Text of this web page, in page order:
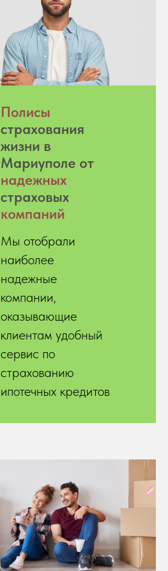
Полисы
страхования
жизни в
Мариуполе от
надежных
страховых
компаний
Мы отобрали
наиболее
надежные
компании,
оказывающие
клиентам удобный
сервис по
страхованию
ипотечных кредитов